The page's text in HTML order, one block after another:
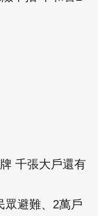
千張大戶還有
眾避難、2萬戶